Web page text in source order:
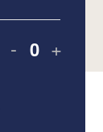
- Quantity
+